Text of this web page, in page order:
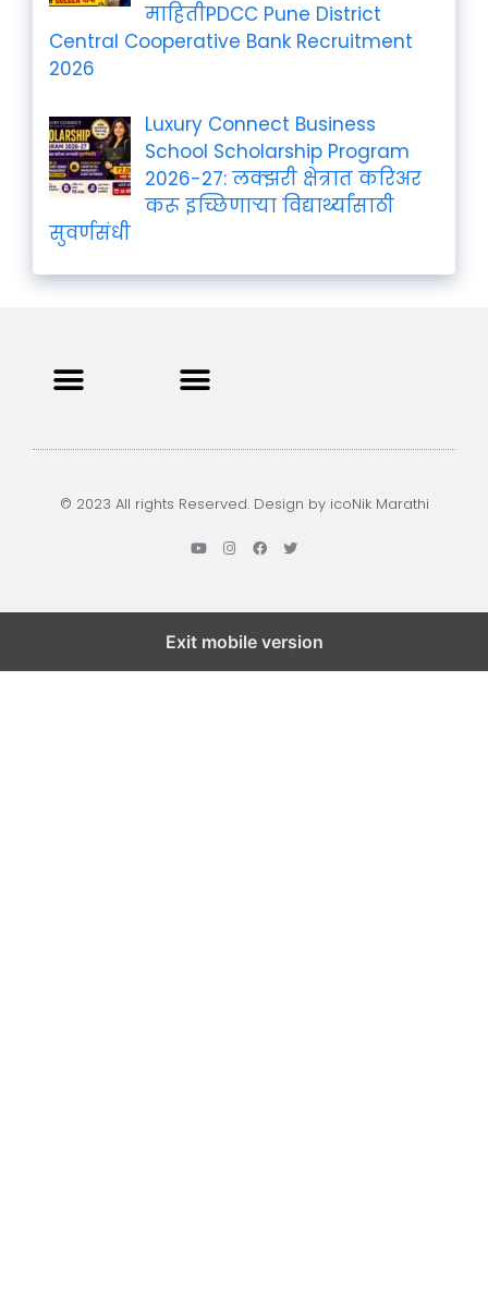
माहितीPDCC Pune District
Central Cooperative Bank Recruitment
2026
Luxury Connect Business
School Scholarship Program
2026-27: लक्झरी क्षेत्रात करिअर
करू इच्छिणाऱ्या विद्यार्थ्यांसाठी
सुवर्णसंधी
© 2023 All rights Reserved. Design by icoNik Marathi
Exit mobile version